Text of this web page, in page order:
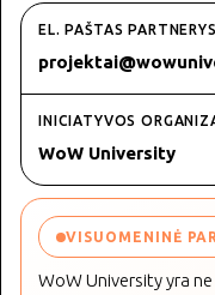
EL. PAŠTAS
INICIATYVOS
WoW University
VISUOMENINĖ
WoW University yra